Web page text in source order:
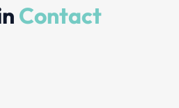
Contact